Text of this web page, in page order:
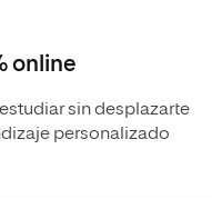
online
sin desplazarte
personalizado